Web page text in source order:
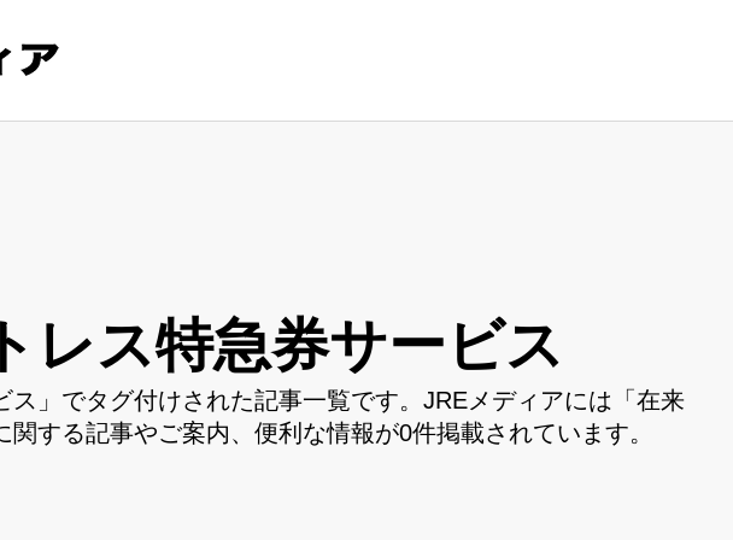
レス特急券サービス
」でタグ付けされた記事一覧です。JREメディアには「在来
する記事やご案内、便利な情報が0件掲載されています。